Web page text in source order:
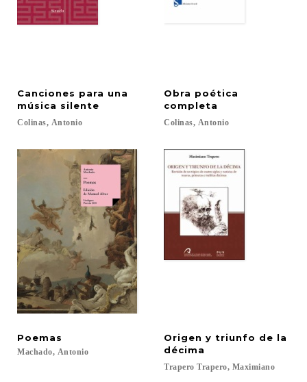
Canciones para una
música silente
Colinas, Antonio
Obra poética
completa
Colinas, Antonio
Poemas
Machado, Antonio
Origen y triunfo de la
décima
Trapero Trapero, Maximiano